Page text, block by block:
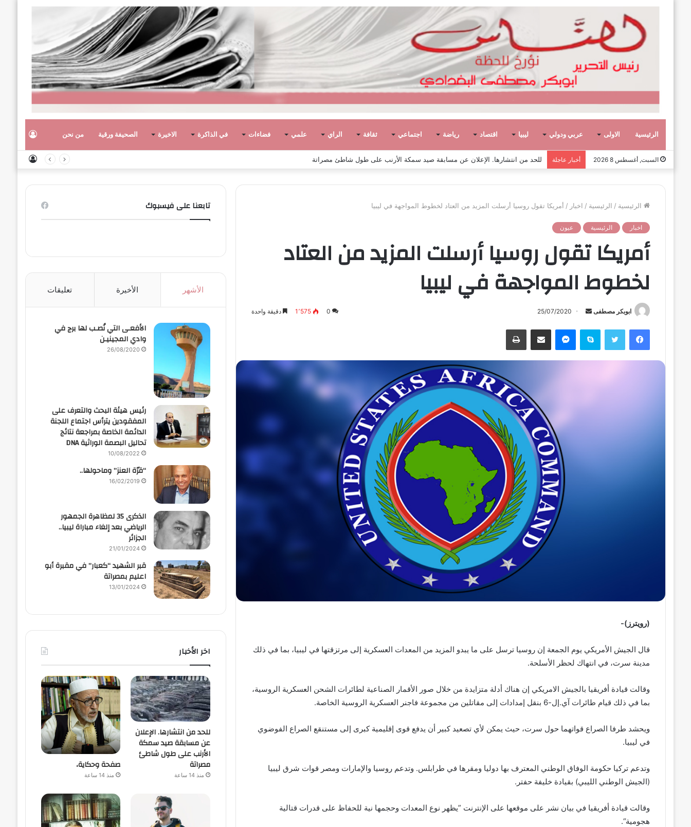
الرئيسية الاولى عربي ودولي ليبيا اقتصاد رياضة اجتماعي ثقافة الراي علمي فضاءات في الذاكرة الاخيرة الصحيفة ورقية من نحن
السبت, أغسطس 8 2026 أخبار عاجلة صفحة وحكاية،
الرئيسية / الرئيسية / اخبار / أمريكا تقول روسيا أرسلت المزيد من العتاد لخطوط المواجهة في ليبيا
اخبار الرئيسية عيون
أمريكا تقول روسيا أرسلت المزيد من العتاد
لخطوط المواجهة في ليبيا
ابوبكر مصطفى
أ
ب
25/07/2020
0 1٬575 دقيقة واحدة
فيسبوك تويتر سكايب ماسنجر مشاركة عبر البريد طباعة
(رويترز)-
قال الجيش الأمريكي يوم الجمعة إن روسيا ترسل على ما يبدو المزيد من المعدات العسكرية إلى مرتزقتها في ليبيا، بما في ذلك
مدينة سرت، في انتهاك لحظر الأسلحة.
وقالت قيادة أفريقيا بالجيش الامريكي إن هناك أدلة متزايدة من خلال صور الأقمار الصناعية لطائرات الشحن العسكرية الروسية،
بما في ذلك قيام طائرات آي.إل-6 بنقل إمدادات إلى مقاتلين من مجموعة فاجنر العسكرية الروسية الخاصة.
ويحشد طرفا الصراع قواتهما حول سرت، حيث يمكن لأي تصعيد كبير أن يدفع قوى إقليمية كبرى إلى مستنقع الصراع الفوضوي
في ليبيا.
وتدعم تركيا حكومة الوفاق الوطني المعترف بها دوليا ومقرها في طرابلس. وتدعم روسيا والإمارات ومصر قوات شرق ليبيا
(الجيش الوطني الليبي) بقيادة خليفة حفتر.
وقالت قيادة أفريقيا في بيان نشر على موقعها على الإنترنت ”يظهر نوع المعدات وحجمها نية للحفاظ على قدرات قتالية
هجومية“.
تابعنا على فيسبوك
الأشهر الأخيرة تعليقات
الأفعـى التي نُصـب لها برج في
وادي المجينيـن
26/08/2020
رئيس هيئة البحث والتعرف على
المفقودين يترأس اجتماع اللجنة
الدائمة الخاصة بمراجعة نتائج
تحاليل البصمة الوراثية DNA
10/08/2022
“قرّة العنز” وماحولها..
16/02/2019
الذكرى 35 لمظاهرة الجمهور
الرياضي بعد إلغاء مباراة ليبيا..
الجزائر
21/01/2024
قبر الشهيد “كعبار” في مقبرة أبو
اعليم بمصراتة
13/01/2024
اخر الأخبار
للحد من انتشارها. الإعلان
عن مسابقة صيد سمكة
الأرنب على طول شاطئ
مصراتة
منذ 14 ساعة
صفحة وحكاية،
منذ 14 ساعة